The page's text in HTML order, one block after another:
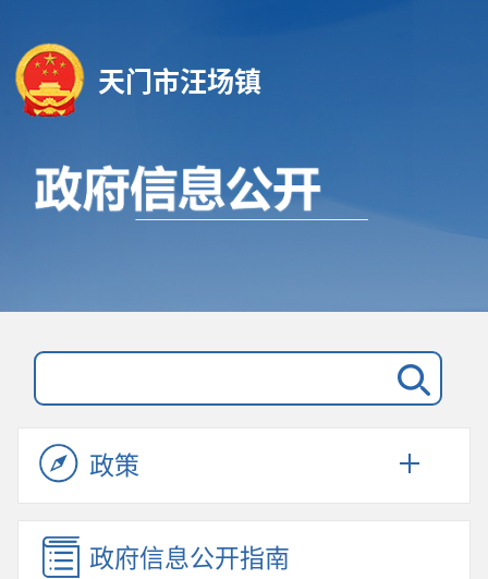
天门市汪场镇
政策
政府信息公开指南